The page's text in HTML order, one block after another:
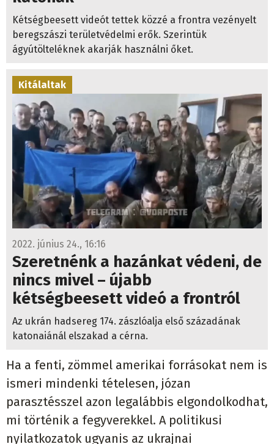
Kétségbeesett videót tettek közzé a frontra vezényelt
beregszászi területvédelmi erők. Szerintük
ágyútölteléknek akarják használni őket.
2022. június 24., 16:16
Szeretnénk a hazánkat védeni, de
nincs mivel – újabb
kétségbeesett videó a frontról
Az ukrán hadsereg 174. zászlóalja első századának
katonaiánál elszakad a cérna.
ismeri mindenki tételesen, józan
parasztésszel azon legalábbis elgondolkodhat,
mi történik a fegyverekkel. A politikusi
nyilatkozatok ugyanis az ukrajnai